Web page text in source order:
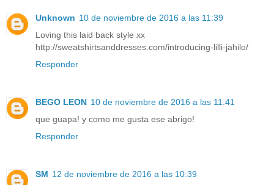
Unknown 10 de noviembre de 2016 a las 11:39
Loving this laid back style xx
http://sweatshirtsanddresses.com/introducing-lilli-jahilo/
Responder
BEGO LEON 10 de noviembre de 2016 a las 11:41
que guapa! y como me gusta ese abrigo!
Responder
SM 12 de noviembre de 2016 a las 10:39